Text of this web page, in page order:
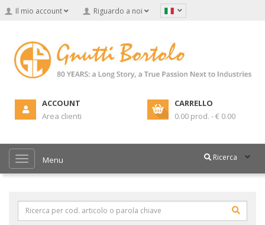
Il mio account Riguardo a noi
ACCOUNT
Area clienti
CARRELLO
0.00 prod. - € 0.00
Menu Ricerca